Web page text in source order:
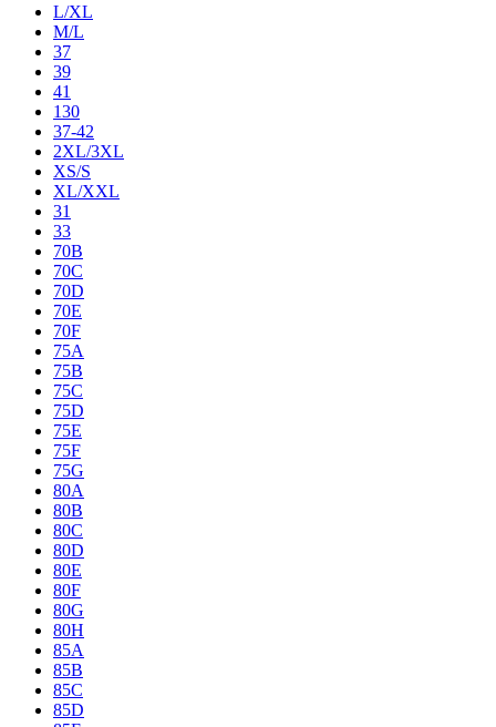
L/XL
M/L
37
39
41
130
37-42
2XL/3XL
XS/S
XL/XXL
31
33
70B
70C
70D
70E
70F
75A
75B
75C
75D
75E
75F
75G
80A
80B
80C
80D
80E
80F
80G
80H
85A
85B
85C
85D